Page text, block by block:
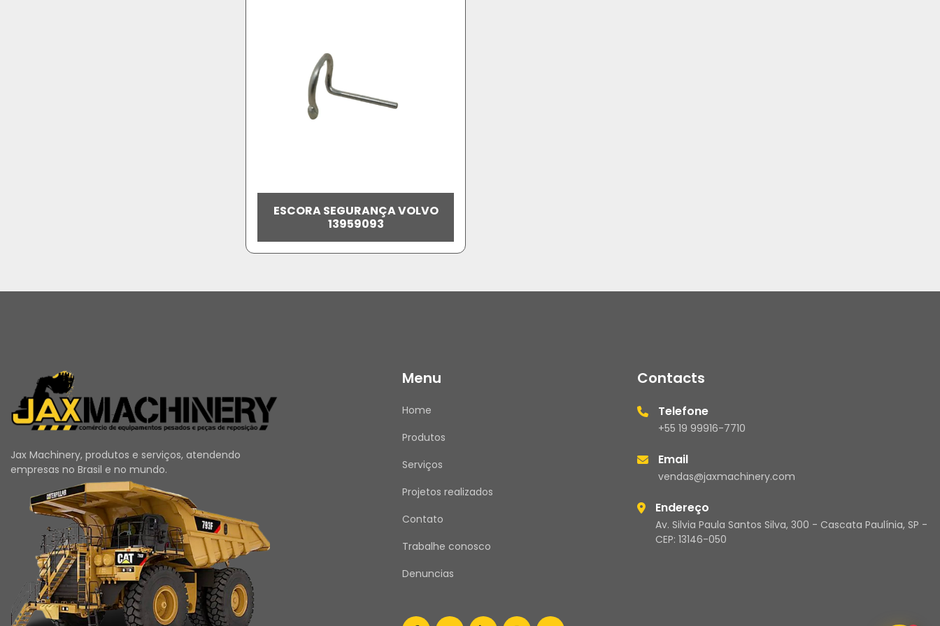
ESCORA SEGURANÇA VOLVO
13959093
Jax Machinery, produtos e serviços, atendendo
empresas no Brasil e no mundo.
Menu
Home
Produtos
Serviços
Projetos realizados
Contato
Trabalhe conosco
Denuncias
Contacts
Telefone
+55 19 99916-7710
Email
vendas@jaxmachinery.com
Endereço
Av. Silvia Paula Santos Silva, 300 - Cascata Paulínia, SP -
CEP: 13146-050